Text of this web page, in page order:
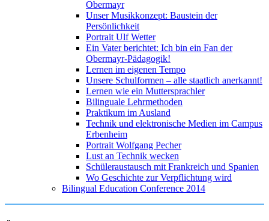
Obermayr
Unser Musikkonzept: Baustein der
Persönlichkeit
Portrait Ulf Wetter
Ein Vater berichtet: Ich bin ein Fan der
Obermayr-Pädagogik!
Lernen im eigenen Tempo
Unsere Schulformen – alle staatlich anerkannt!
Lernen wie ein Muttersprachler
Bilinguale Lehrmethoden
Praktikum im Ausland
Technik und elektronische Medien im Campus
Erbenheim
Portrait Wolfgang Pecher
Lust an Technik wecken
Schüleraustausch mit Frankreich und Spanien
Wo Geschichte zur Verpflichtung wird
Bilingual Education Conference 2014